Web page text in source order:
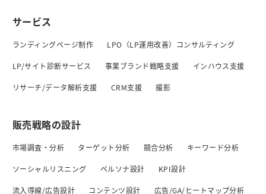
サービス
ランディングページ制作 LPO（LP運用改善）コンサルティング
LP/サイト診断サービス 事業ブランド戦略支援 インハウス支援
リサーチ/データ解析支援 CRM支援 撮影
販売戦略の設計
市場調査・分析 ターゲット分析 競合分析 キーワード分析
ソーシャルリスニング ペルソナ設計 KPI設計
流入導線/広告設計 コンテンツ設計 広告/GA/ヒートマップ分析